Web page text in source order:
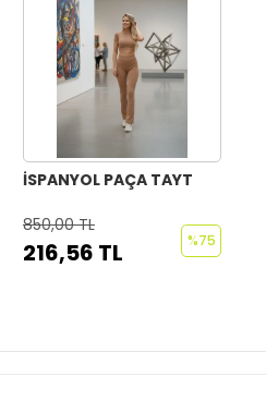
İSPANYOL PAÇA TAYT
850,00 TL
216,56 TL %75